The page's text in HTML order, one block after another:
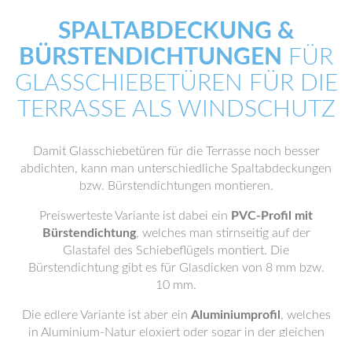
SPALTABDECKUNG &
BÜRSTENDICHTUNGEN FÜR
GLASSCHIEBETÜREN FÜR DIE
TERRASSE ALS WINDSCHUTZ
Damit Glasschiebetüren für die Terrasse noch besser
abdichten, kann man unterschiedliche Spaltabdeckungen
bzw. Bürstendichtungen montieren.
Preiswerteste Variante ist dabei ein PVC-Profil mit
Bürstendichtung, welches man stirnseitig auf der
Glastafel des Schiebeflügels montiert. Die
Bürstendichtung gibt es für Glasdicken von 8 mm bzw.
10 mm.
Die edlere Variante ist aber ein Aluminiumprofil , welches
in Aluminium-Natur eloxiert oder sogar in der gleichen